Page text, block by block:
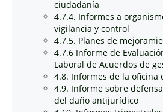
ciudadanía
4.7.4. Informes a
vigilancia y control
4.7.5. Planes de
4.7.6 Informe de
Laboral de Acuerdos de
4.8. Informes de la
4.9. Informe sobre
del daño antijurídico